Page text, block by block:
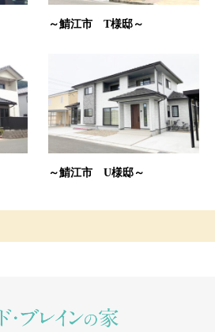
～鯖江市 T様邸～
～鯖江市 U様邸～